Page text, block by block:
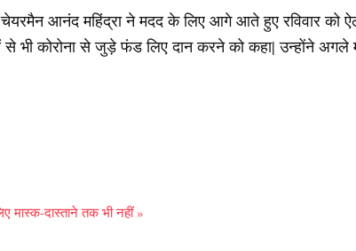
आनंद महिंद्रा ने मदद के लिए आगे आते हुए रविवार को
भी कोरोना से जुड़े फंड लिए दान करने को कहा| उन्होंने अगले
मास्क-दास्ताने तक भी नहीं »